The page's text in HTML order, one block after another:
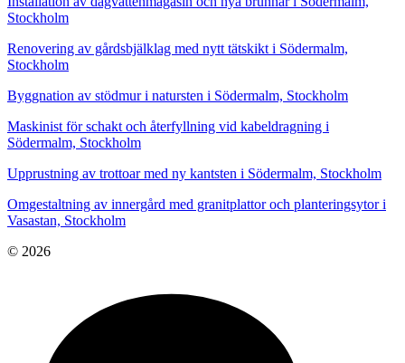
Stockholm
Renovering av gårdsbjälklag med nytt tätskikt i Södermalm,
Stockholm
Byggnation av stödmur i natursten i Södermalm, Stockholm
Maskinist för schakt och återfyllning vid kabeldragning i
Södermalm, Stockholm
Upprustning av trottoar med ny kantsten i Södermalm, Stockholm
Omgestaltning av innergård med granitplattor och planteringsytor i
Vasastan, Stockholm
© 2026